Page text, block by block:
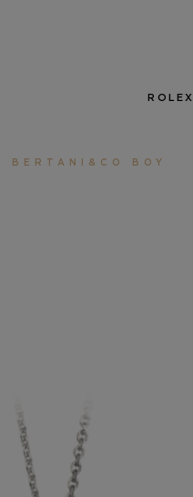
ROLEX
BERTANI&CO BOY